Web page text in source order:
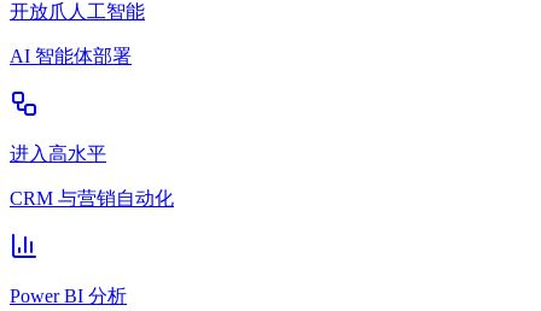
开放爪人工智能
AI 智能体部署
进入高水平
CRM 与营销自动化
Power BI 分析